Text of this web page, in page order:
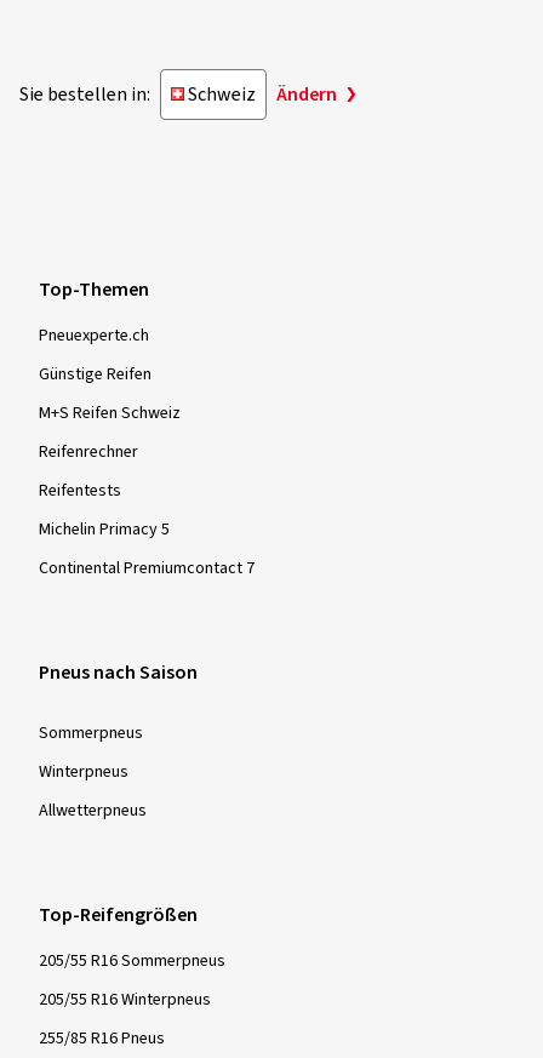
Sie bestellen in: Schweiz Ändern
Top-Themen
Pneuexperte.ch
Günstige Reifen
M+S Reifen Schweiz
Reifenrechner
Reifentests
Michelin Primacy 5
Continental Premiumcontact 7
Pneus nach Saison
Sommer­pneus
Winter­pneus
Allwetter­pneus
Top-Reifengrößen
205/55 R16 Sommerpneus
205/55 R16 Winterpneus
255/85 R16 Pneus